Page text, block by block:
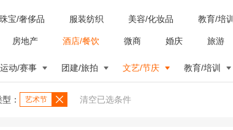
珠宝/奢侈品 服装纺织 美容/化妆品 教育/培训
房地产 酒店/餐饮 微商 婚庆 旅游
运动/赛事 团建/旅拍 文艺/节庆 教育/培训
： 艺术节 清空已选条件